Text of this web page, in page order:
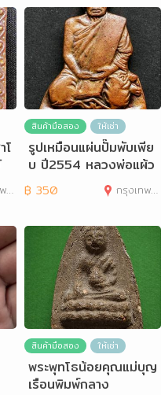
โ
ร
สินค้ามือสอง ให้เช่า
รูปเหมือนแผ่นปั๊มพับเพีย
บ ปี2554 หลวงพ่อแผ้ว
วัดหนองนงนก
฿ 350 กรุงเทพมหานคร
สินค้ามือสอง ให้เช่า
พระพุทโธน้อยคุณแม่บุญ
เรือนพิมพ์กลาง